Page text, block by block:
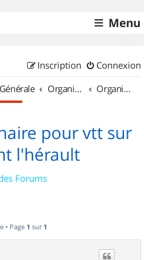
Menu
Connexion
Inscription
Générale Organisation de sorties & Recherche de partenaires Organisation de sorties en région Languedoc Roussillon
pour vtt sur
l'hérault
Forums
• Page 1 sur 1